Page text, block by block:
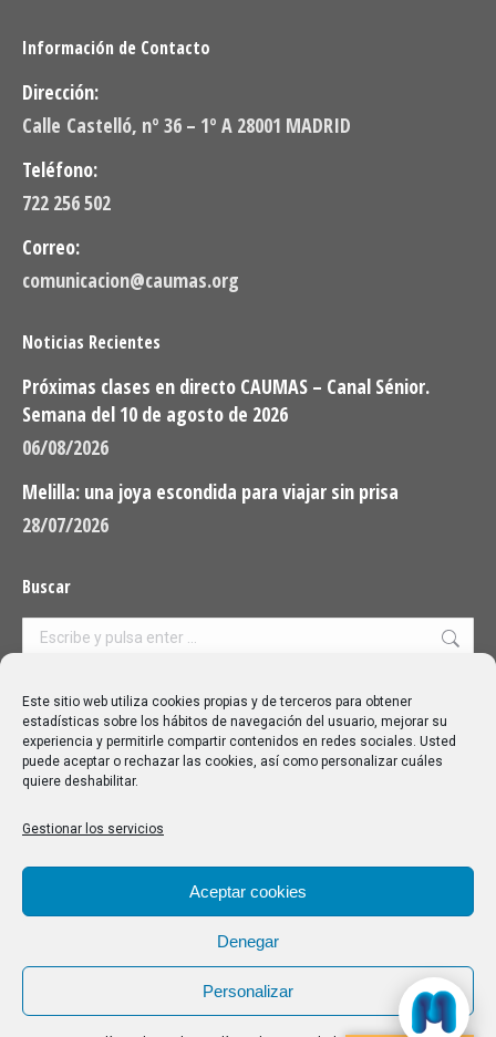
Este sitio web utiliza cookies propias y de terceros para obtener
estadísticas sobre los hábitos de navegación del usuario, mejorar su
experiencia y permitirle compartir contenidos en redes sociales. Usted
puede aceptar o rechazar las cookies, así como personalizar cuáles
quiere deshabilitar.
Gestionar los servicios
Aceptar cookies
Denegar
Personalizar
Información de Contacto
Dirección:
Calle Castelló, nº 36 – 1º A 28001 MADRID
Teléfono:
722 256 502
Correo:
comunicacion@caumas.org
Noticias Recientes
Próximas clases en directo CAUMAS – Canal Sénior.
Semana del 10 de agosto de 2026
06/08/2026
Melilla: una joya escondida para viajar sin prisa
28/07/2026
Buscar
Buscar:
Aviso Legal|Política de privacidad|Política de cookies